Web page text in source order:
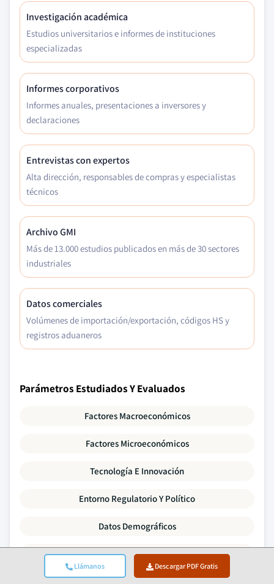
Llámanos Descargar PDF Gratis
Investigación académica
Estudios universitarios e informes de instituciones
especializadas
Informes corporativos
Informes anuales, presentaciones a inversores y
declaraciones
Entrevistas con expertos
Alta dirección, responsables de compras y especialistas
técnicos
Archivo GMI
Más de 13.000 estudios publicados en más de 30 sectores
industriales
Datos comerciales
Volúmenes de importación/exportación, códigos HS y
registros aduaneros
Parámetros Estudiados Y Evaluados
Factores Macroeconómicos
Factores Microeconómicos
Tecnología E Innovación
Entorno Regulatorio Y Político
Datos Demográficos
Análisis De La Cadena De Valor
Dinámicas Del Mercado